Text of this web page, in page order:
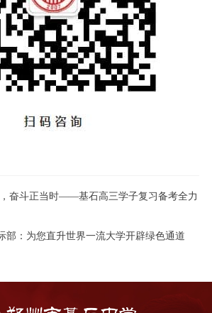
奋斗正当时——基石高三学子复习备考全力
部：为您直升世界一流大学开辟绿色通道